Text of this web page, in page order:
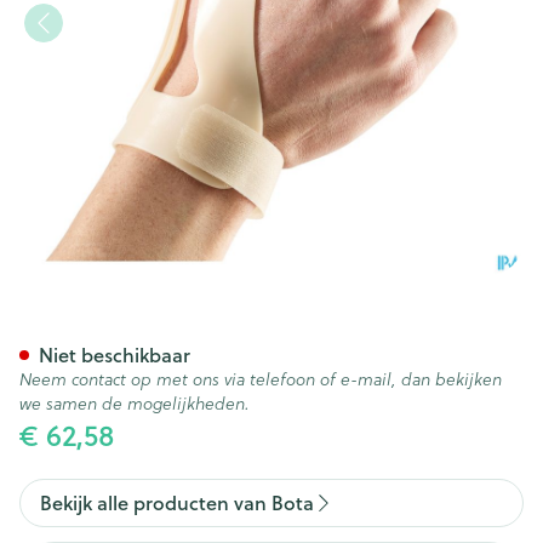
€ 62,58
Niet beschikbaar
Neem contact op met ons via telefoon of e-mail, dan bekijken
we samen de mogelijkheden.
Bekijk alle producten van Bota